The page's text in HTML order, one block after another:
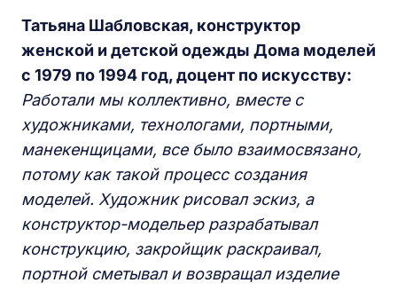
Татьяна Шабловская, конструктор
женской и детской одежды Дома моделей
с 1979 по 1994 год, доцент по искусству:
Работали мы коллективно, вместе с
художниками, технологами, портными,
манекенщицами, все было взаимосвязано,
потому как такой процесс создания
моделей. Художник рисовал эскиз, а
конструктор-модельер разрабатывал
конструкцию, закройщик раскраивал,
портной сметывал и возвращал изделие